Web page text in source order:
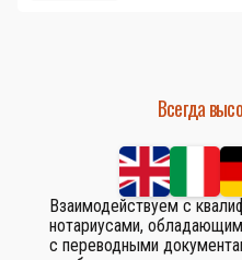
Всегда
Взаимодействуем с
нотариусами,
с переводными